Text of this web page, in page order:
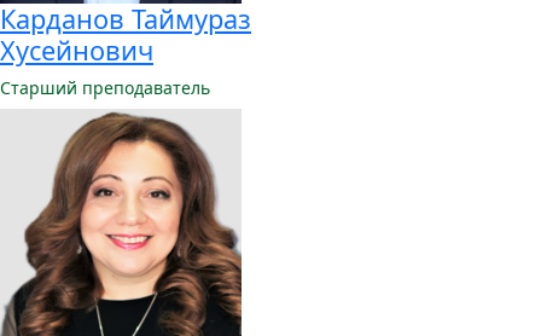
Карданов Таймураз
Хусейнович
Старший преподаватель